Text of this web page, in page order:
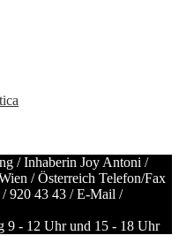
/ Inhaberin Joy Antoni /
/ Österreich Telefon/Fax
920 43 43 / E-Mail /
9 - 12 Uhr und 15 - 18 Uhr